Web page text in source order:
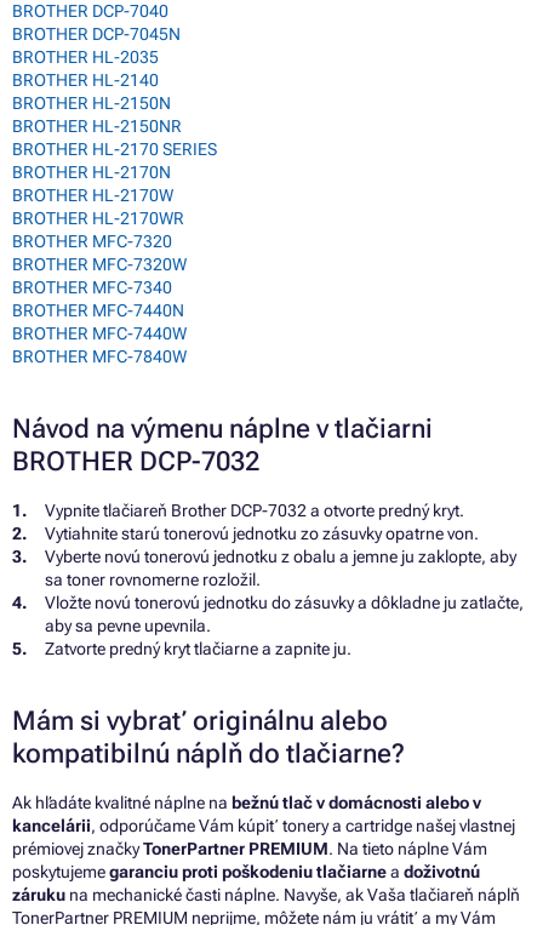
BROTHER DCP-7040
BROTHER DCP-7045N
BROTHER HL-2035
BROTHER HL-2140
BROTHER HL-2150N
BROTHER HL-2150NR
BROTHER HL-2170 SERIES
BROTHER HL-2170N
BROTHER HL-2170W
BROTHER HL-2170WR
BROTHER MFC-7320
BROTHER MFC-7320W
BROTHER MFC-7340
BROTHER MFC-7440N
BROTHER MFC-7440W
BROTHER MFC-7840W
Návod na výmenu náplne v tlačiarni
BROTHER DCP-7032
Vypnite tlačiareň Brother DCP-7032 a otvorte predný kryt.
Vytiahnite starú tonerovú jednotku zo zásuvky opatrne von.
Vyberte novú tonerovú jednotku z obalu a jemne ju zaklopte, aby
sa toner rovnomerne rozložil.
Vložte novú tonerovú jednotku do zásuvky a dôkladne ju zatlačte,
aby sa pevne upevnila.
Zatvorte predný kryt tlačiarne a zapnite ju.
Mám si vybrať originálnu alebo
kompatibilnú náplň do tlačiarne?
Ak hľadáte kvalitné náplne na bežnú tlač v domácnosti alebo v
kancelárii, odporúčame Vám kúpiť tonery a cartridge našej vlastnej
prémiovej značkyTonerPartner PREMIUM. Na tieto náplne Vám
poskytujemegaranciu proti poškodeniu tlačiarnea doživotnú
záruku na mechanické časti náplne. Navyše, ak Vaša tlačiareň náplň
TonerPartner PREMIUM neprijme, môžete nám ju vrátiť a my Vám